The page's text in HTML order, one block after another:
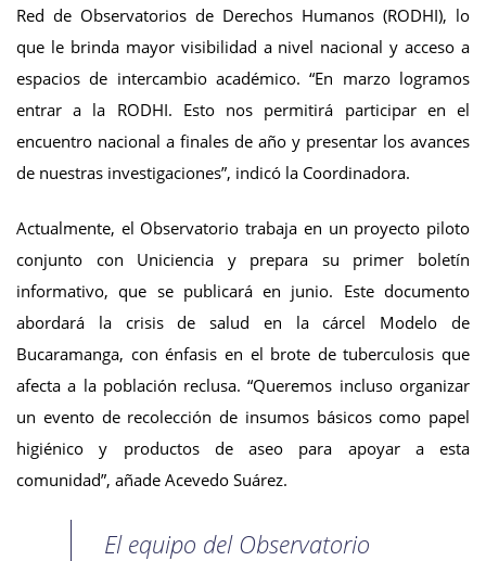
Red de Observatorios de Derechos Humanos (RODHI), lo
que le brinda mayor visibilidad a nivel nacional y acceso a
espacios de intercambio académico. “En marzo logramos
entrar a la RODHI. Esto nos permitirá participar en el
encuentro nacional a finales de año y presentar los avances
de nuestras investigaciones”, indicó la Coordinadora.
Actualmente, el Observatorio trabaja en un proyecto piloto
conjunto con Uniciencia y prepara su primer boletín
informativo, que se publicará en junio. Este documento
abordará la crisis de salud en la cárcel Modelo de
Bucaramanga, con énfasis en el brote de tuberculosis que
afecta a la población reclusa. “Queremos incluso organizar
un evento de recolección de insumos básicos como papel
higiénico y productos de aseo para apoyar a esta
comunidad”, añade Acevedo Suárez.
El equipo del Observatorio